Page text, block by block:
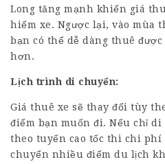
Long tăng mạnh khiến giá
hiếm xe. Ngược lại, vào mùa
bạn có thể dễ dàng thuê
hơn.
Lịch trình di chuyển:
Giá thuê xe sẽ thay đổi tùy
điểm bạn muốn đi. Nếu chỉ di
theo tuyến cao tốc thì chi
chuyển nhiều điểm du lịch